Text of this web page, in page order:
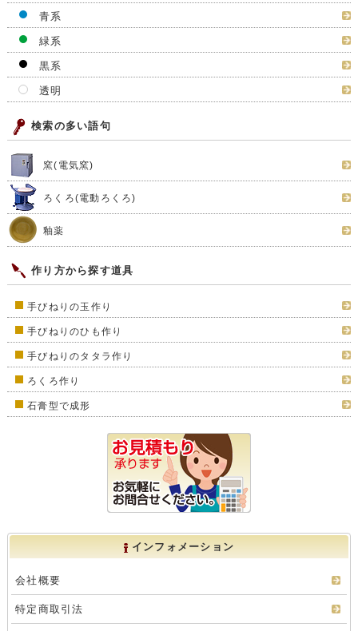
青系
緑系
黒系
透明
検索の多い語句
窯(電気窯)
ろくろ(電動ろくろ)
釉薬
作り方から探す道具
手びねりの玉作り
手びねりのひも作り
手びねりのタタラ作り
ろくろ作り
石膏型で成形
インフォメーション
会社概要
特定商取引法